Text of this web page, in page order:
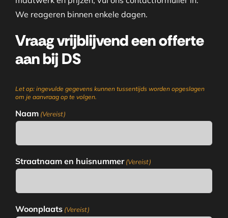
We reageren binnen enkele dagen.
Vraag vrijblijvend een offerte
aan bij DS
Let op: ingevulde gegevens kunnen tussentijds worden opgeslagen
om je aanvraag op te volgen.
Naam (Vereist)
Straatnaam en huisnummer (Vereist)
Woonplaats (Vereist)